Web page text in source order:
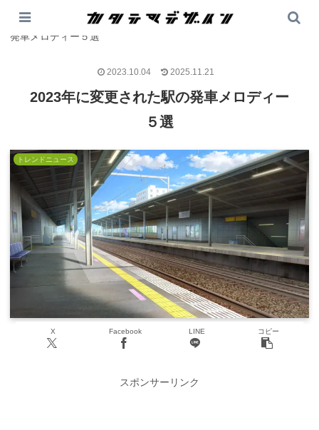
カタテマデザイン>トレンドニュース >2023年に変更された駅の
発車メロディー５選
2023年に変更された駅の発車メロディー
５選
トレンドニュース
X Facebook LINE コピー
2023.10.04 2025.11.21
スポンサーリンク